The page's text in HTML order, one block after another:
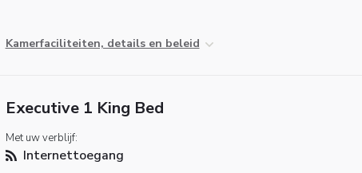
Kamerfaciliteiten, details en beleid
Executive 1 King Bed
Met uw verblijf:
Internettoegang